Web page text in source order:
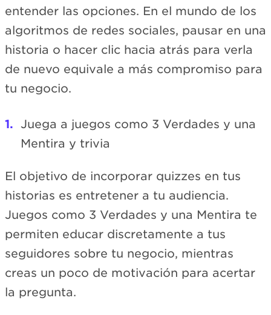
entender las opciones. En el mundo de los
algoritmos de redes sociales, pausar en una
historia o hacer clic hacia atrás para verla
de nuevo equivale a más compromiso para
tu negocio.
Juega a juegos como 3 Verdades y una
Mentira y trivia
El objetivo de incorporar quizzes en tus
historias es entretener a tu audiencia.
Juegos como 3 Verdades y una Mentira te
permiten educar discretamente a tus
seguidores sobre tu negocio, mientras
creas un poco de motivación para acertar
la pregunta.